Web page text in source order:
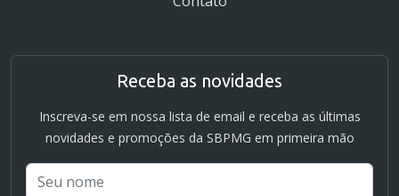
Receba as novidades
Inscreva-se em nossa lista de email e receba as últimas
novidades e promoções da SBPMG em primeira mão